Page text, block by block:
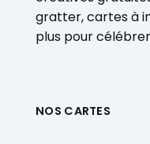
gratter, cartes à
plus pour
NOS CARTES